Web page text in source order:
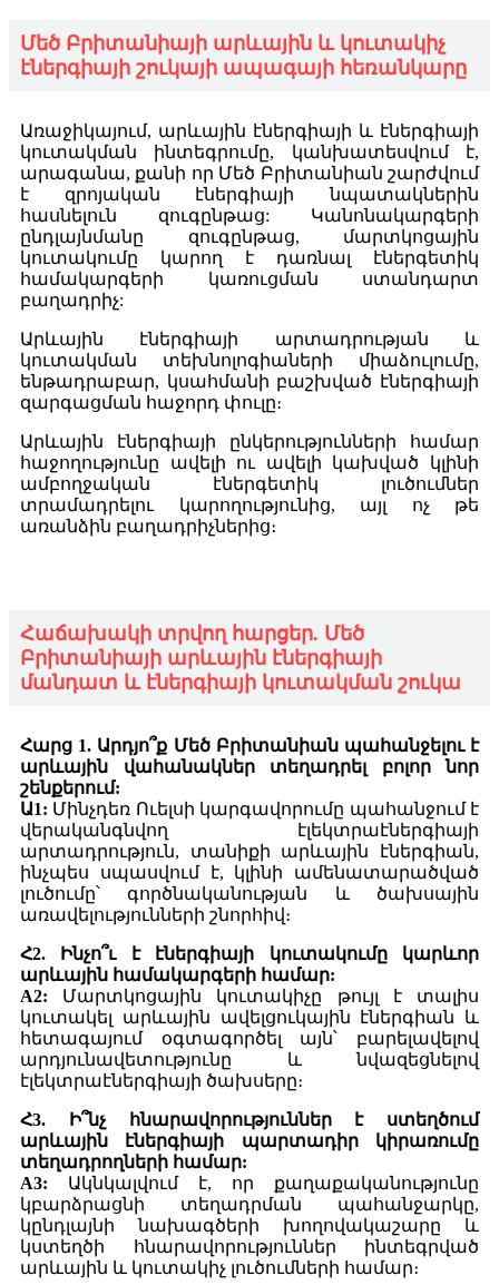
Մեծ Բրիտանիայի արևային և կուտակիչ
էներգիայի շուկայի ապագայի հեռանկարը
Առաջիկայում, արևային էներգիայի և էներգիայի
կուտակման ինտեգրումը, կանխատեսվում է,
արագանա, քանի որ Մեծ Բրիտանիան շարժվում
է զրոյական էներգիայի նպատակներին
հասնելուն զուգընթաց: Կանոնակարգերի
ընդլայնմանը զուգընթաց, մարտկոցային
կուտակումը կարող է դառնալ էներգետիկ
համակարգերի կառուցման ստանդարտ
բաղադրիչ:
Արևային էներգիայի արտադրության և
կուտակման տեխնոլոգիաների միաձուլումը,
ենթադրաբար, կսահմանի բաշխված էներգիայի
զարգացման հաջորդ փուլը։
Արևային էներգիայի ընկերությունների համար
հաջողությունը ավելի ու ավելի կախված կլինի
ամբողջական էներգետիկ լուծումներ
տրամադրելու կարողությունից, այլ ոչ թե
առանձին բաղադրիչներից։
Հաճախակի տրվող հարցեր. Մեծ
Բրիտանիայի արևային էներգիայի
մանդատ և էներգիայի կուտակման շուկա
Հարց 1. Արդյո՞ք Մեծ Բրիտանիան պահանջելու է
արևային վահանակներ տեղադրել բոլոր նոր
շենքերում:
Ա1: Մինչդեռ Ուելսի կարգավորումը պահանջում է
վերականգնվող էլեկտրաէներգիայի
արտադրություն, տանիքի արևային էներգիան,
ինչպես սպասվում է, կլինի ամենատարածված
լուծումը՝ գործնականության և ծախսային
առավելությունների շնորհիվ։
Հ2. Ինչո՞ւ է էներգիայի կուտակումը կարևոր
արևային համակարգերի համար:
A2:
Մարտկոցային կուտակիչը թույլ է տալիս
կուտակել արևային ավելցուկային էներգիան և
հետագայում օգտագործել այն՝ բարելավելով
արդյունավետությունը և նվազեցնելով
էլեկտրաէներգիայի ծախսերը։
Հ3. Ի՞նչ հնարավորություններ է ստեղծում
արևային էներգիայի պարտադիր կիրառումը
տեղադրողների համար:
A3:
Ակնկալվում է, որ քաղաքականությունը
կբարձրացնի տեղադրման պահանջարկը,
կընդլայնի նախագծերի խողովակաշարը և
կստեղծի հնարավորություններ ինտեգրված
արևային և կուտակիչ լուծումների համար։